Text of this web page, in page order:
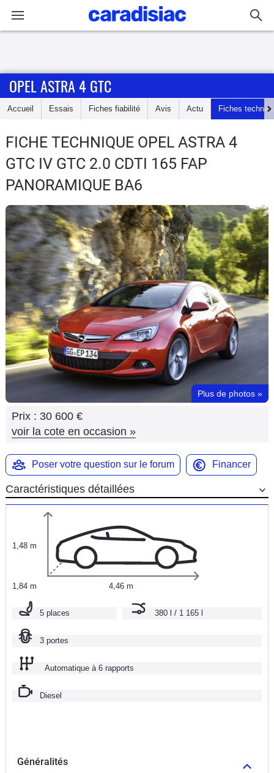
Accueil
Essais
Guide
d'achat
Electriques
Utilitaires
Flottes
Auto
Services
Forum
Marques
OPEL ASTRA 4 GTC
Accueil Essais Fiches fiabilité Avis Actu Fiches
FICHE TECHNIQUE OPEL ASTRA 4
GTC IV GTC 2.0 CDTI 165 FAP
PANORAMIQUE BA6
Plus de photos »
Prix : 30 600 €
voir la cote en occasion »
Poser votre question sur le forum Financer
Caractéristiques détaillées
1,48 m
1,84 m 4,46 m
5 places 380 l / 1 165 l
3 portes
Automatique à 6 rapports
Diesel
Généralités